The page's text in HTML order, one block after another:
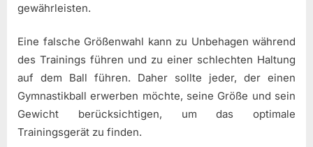
gewährleisten.
Eine falsche Größenwahl kann zu Unbehagen während
des Trainings führen und zu einer schlechten Haltung
auf dem Ball führen. Daher sollte jeder, der einen
Gymnastikball erwerben möchte, seine Größe und sein
Gewicht berücksichtigen, um das optimale
Trainingsgerät zu finden.